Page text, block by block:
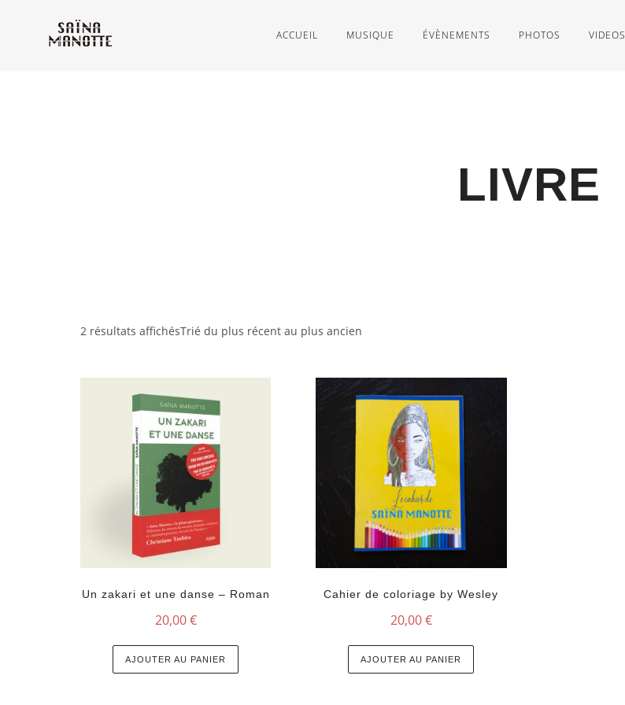
ACCUEIL MUSIQUE ÉVÈNEMENTS PHOTOS VIDEOS
LIVRE
2 résultats affichésTrié du plus récent au plus ancien
Un zakari et une danse – Roman
20,00€
AJOUTER AU PANIER
Cahier de coloriage by Wesley
20,00€
AJOUTER AU PANIER